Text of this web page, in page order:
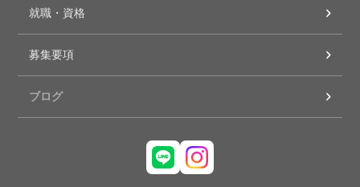
就職・資格
募集要項
ブログ